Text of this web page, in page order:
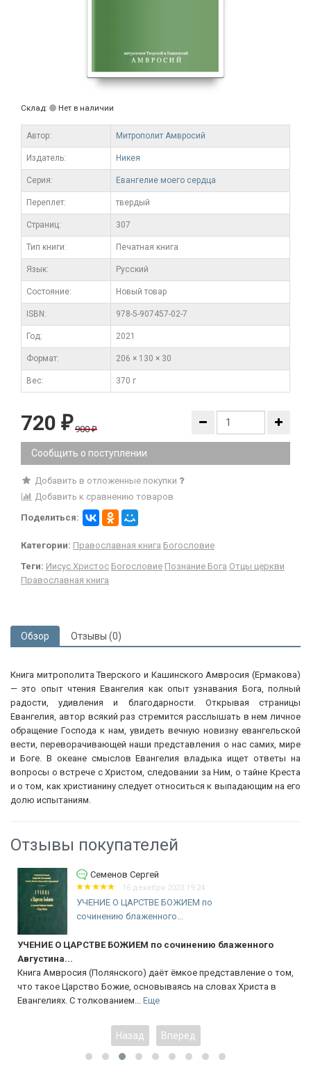
Склад: Нет в наличии
Автор: Митрополит Амвросий
Издатель: Никея
Серия: Евангелие моего сердца
Переплет: твердый
Cтраниц: 307
Тип книги: Печатная книга
Язык: Русский
Состояние: Новый товар
ISBN: 978-5-907457-02-7
Год: 2021
Формат: 206 × 130 × 30
Вес: 370 г
720 ₽ 900₽
Сообщить о поступлении
Добавить в отложенные покупки
Добавить к сравнению товаров
Поделиться:
Категории: Православная книга Богословие
Теги: Иисус Христос Богословие Познание Бога Отцы церкви
Православная книга
Обзор Отзывы (0)
Книга митрополита Тверского и Кашинского Амвросия (Ермакова)
— это опыт чтения Евангелия как опыт узнавания Бога, полный
радости, удивления и благодарности. Открывая страницы
Евангелия, автор всякий раз стремится расслышать в нем личное
обращение Господа к нам, увидеть вечную новизну евангельской
вести, переворачивающей наши представления о нас самих, мире
и Боге. В океане смыслов Евангелия владыка ищет ответы на
вопросы о встрече с Христом, следовании за Ним, о тайне Креста
и о том, как христианину следует относиться к выпадающим на его
долю испытаниям.
Отзывы покупателей
Семенов Сергей
16 декабря 2023 19:24
УЧЕНИЕ О ЦАРСТВЕ БОЖИЕМ по
сочинению блаженного...
УЧЕНИЕ О ЦАРСТВЕ БОЖИЕМ по сочинению блаженного
Августина...
Книга Амвросия (Полянского) даёт ёмкое представление о том,
что такое Царство Божие, основываясь на словах Христа в
Евангелиях. С толкованием... Еще
Назад Вперед